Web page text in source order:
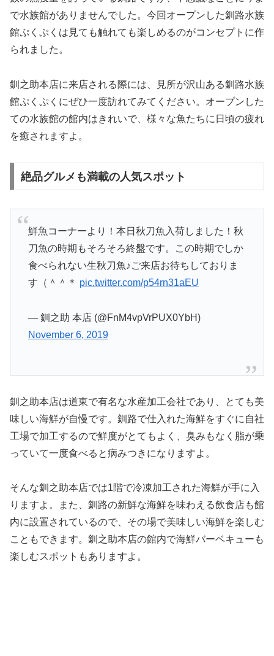
で水族館がありませんでした。今回オープンした釧路水族
館ぷくぷくは見ても触れても楽しめるのがコンセプトに作
られました。
釧之助本店に来店される際には、見所が沢山ある釧路水族
館ぷくぷくにぜひ一度訪れてみてください。オープンした
ての水族館の館内はきれいで、様々な魚たちに日頃の疲れ
を癒されますよ。
絶品グルメも満載の人気スポット
鮮魚コーナーより！本日秋刀魚入荷しました！秋
刀魚の時期もそろそろ終盤です。この時期でしか
食べられない生秋刀魚♪ご来店お待ちしておりま
す（＾＾＊ pic.twitter.com/p54rn31aEU
— 釧之助 本店 (@FnM4vpVrPUX0YbH)
November 6, 2019
釧之助本店は道東で有名な水産加工会社であり、とても美
味しい海鮮が自慢です。釧路で仕入れた海鮮をすぐに自社
工場で加工するので鮮度がとてもよく、臭みもなく脂が乗
っていて一度食べると病みつきになりますよ。
そんな釧之助本店では1階で冷凍加工された海鮮が手に入
りますよ。また、釧路の新鮮な海鮮を味わえる飲食店も館
内に設置されているので、その場で美味しい海鮮を楽しむ
こともできます。釧之助本店の館内で海鮮バーベキューも
楽しむスポットもありますよ。